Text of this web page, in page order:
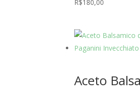
R$180,00
Aceto